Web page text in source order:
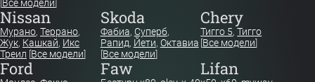
[Все модели]
Nissan
Мурано, Террано,
Жук, Кашкай, Икс
Треил [Все модели]
Skoda
Фабиа, Суперб,
Рапид, Йети, Октавиа
[Все модели]
Chery
Тигго 5,Тигго
[Все модели]
Ford Faw Lifan